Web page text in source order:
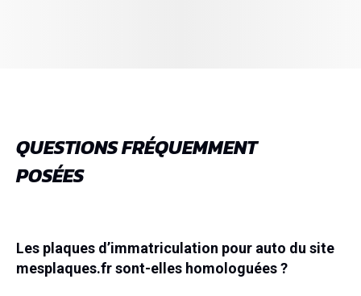
QUESTIONS FRÉQUEMMENT
POSÉES
Les plaques d’immatriculation pour auto du site
mesplaques.fr sont-elles homologuées ?